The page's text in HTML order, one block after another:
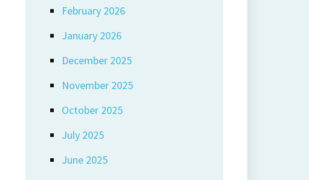
February 2026
January 2026
December 2025
November 2025
October 2025
July 2025
June 2025